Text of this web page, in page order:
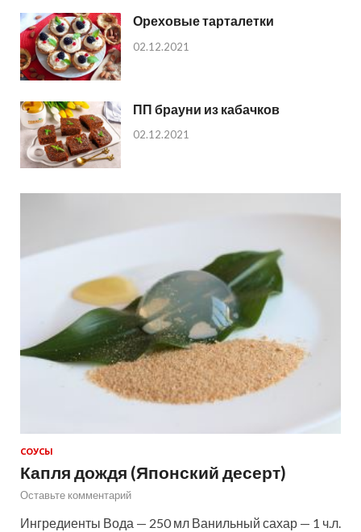
Ореховые тарталетки
02.12.2021
ПП брауни из кабачков
02.12.2021
СОУСЫ
Капля дождя (Японский десерт)
Оставьте комментарий
Ингредиенты Вода — 250 мл Ванильный сахар — 1 ч.л.